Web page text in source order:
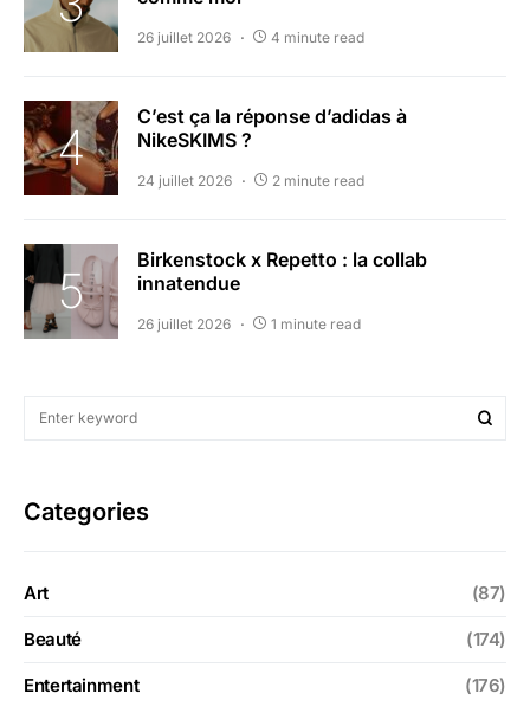
26 juillet 2026 4 minute read
C’est ça la réponse d’adidas à
NikeSKIMS ?
24 juillet 2026 2 minute read
Birkenstock x Repetto : la collab
innatendue
26 juillet 2026 1 minute read
Categories
Art (87)
Beauté (174)
Entertainment (176)